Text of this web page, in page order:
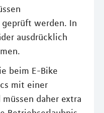
werden. In
ausdrücklich
beim E-Bike
mit einer
daher extra